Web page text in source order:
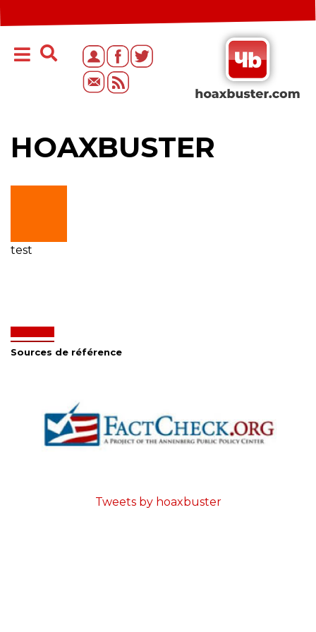
HOAXBUSTER
test
Sources de référence
Tweets by hoaxbuster